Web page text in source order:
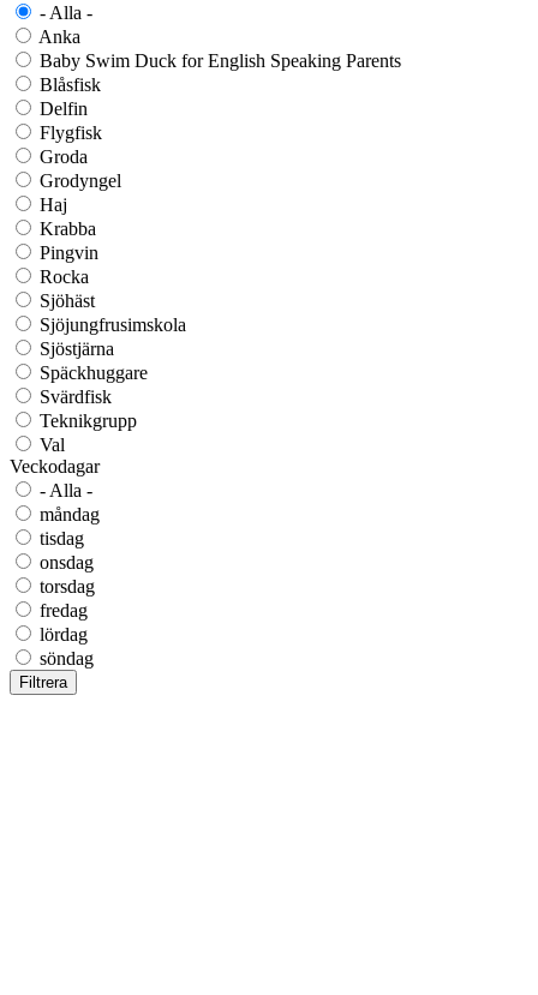
- Alla -
Anka
Baby Swim Duck for English Speaking Parents
Blåsfisk
Delfin
Flygfisk
Groda
Grodyngel
Haj
Krabba
Pingvin
Rocka
Sjöhäst
Sjöjungfrusimskola
Sjöstjärna
Späckhuggare
Svärdfisk
Teknikgrupp
Val
Veckodagar
- Alla -
måndag
tisdag
onsdag
torsdag
fredag
lördag
söndag